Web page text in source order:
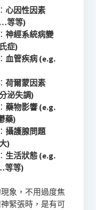
心因性因素
等等)
神經系統病變
症)
血管疾病 (e.g.
荷爾蒙因素
泌失調)
藥物影響 (e.g.
藥)
攝護腺問題
)
生活狀態 (e.g.
等等)
象，不用過度焦
緊張時，是有可